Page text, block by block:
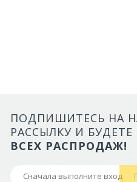
ЛОТОК ALTA
БОРТАМИ И
НОЖКАХ)
ПОДПИШИТЕСЬ НА
РАССЫЛКУ И БУДЕТЕ
ВСЕХ РАСПРОДАЖ!